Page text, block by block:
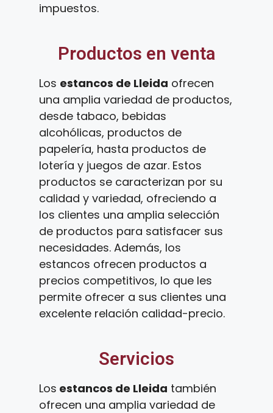
impuestos.
Productos en venta
Los estancos de Lleida ofrecen
una amplia variedad de productos,
desde tabaco, bebidas
alcohólicas, productos de
papelería, hasta productos de
lotería y juegos de azar. Estos
productos se caracterizan por su
calidad y variedad, ofreciendo a
los clientes una amplia selección
de productos para satisfacer sus
necesidades. Además, los
estancos ofrecen productos a
precios competitivos, lo que les
permite ofrecer a sus clientes una
excelente relación calidad-precio.
Servicios
Los estancos de Lleida también
ofrecen una amplia variedad de